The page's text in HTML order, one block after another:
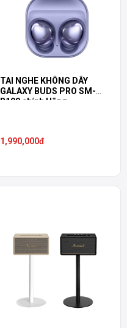
TAI NGHE KHÔNG DÂY
GALAXY BUDS PRO SM-
R190 chính Hãng
1,990,000đ